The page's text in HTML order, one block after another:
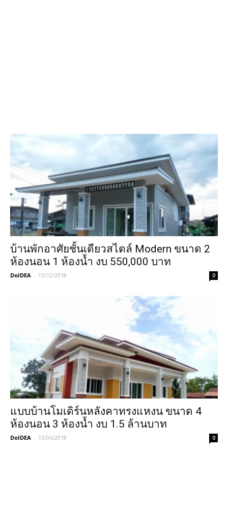
บ้านพักอาศัยชั้นเดียวสไตล์ Modern ขนาด 2
ห้องนอน 1 ห้องน้ำ งบ 550,000 บาท
DoIDEA - 15/12/2018 0
แบบบ้านโมเดิร์นหลังคาทรงแหงน ขนาด 4
ห้องนอน 3 ห้องน้ำ งบ 1.5 ล้านบาท
DoIDEA - 13/06/2018 0